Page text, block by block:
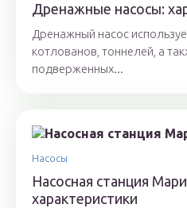
Дренажные насосы:
Дренажный насос
котлованов, тоннелей, а
подверженных...
Насосы
Насосная станция
характеристики